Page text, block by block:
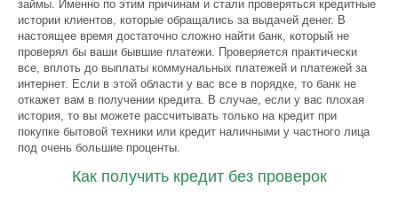
займы. Именно по этим причинам и стали проверяться кредитные
истории клиентов, которые обращались за выдачей денег. В
настоящее время достаточно сложно найти банк, который не
проверял бы ваши бывшие платежи. Проверяется практически
все, вплоть до выплаты коммунальных платежей и платежей за
интернет. Если в этой области у вас все в порядке, то банк не
откажет вам в получении кредита. В случае, если у вас плохая
история, то вы можете рассчитывать только на кредит при
покупке бытовой техники или кредит наличными у частного лица
под очень большие проценты.
Как получить кредит без проверок